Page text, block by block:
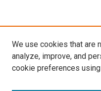
We use cookies that are
analyze, improve, and
cookie preferences